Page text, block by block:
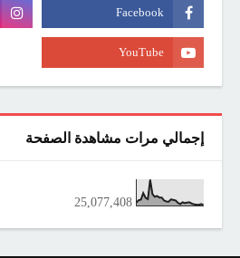
إجمالي مرات مشاهدة الصفحة
25,077,408